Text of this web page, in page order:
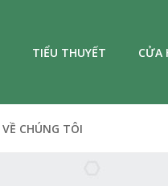
TIỂU THUYẾT CỬA
VỀ CHÚNG TÔI